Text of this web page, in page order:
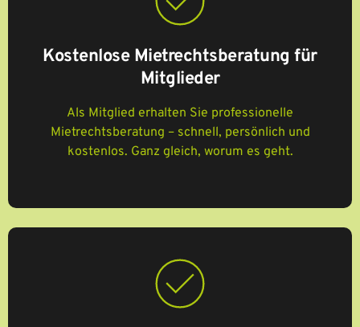
Kostenlose Mietrechtsberatung für
Mitglieder
Als Mitglied erhalten Sie professionelle
Mietrechtsberatung – schnell, persönlich und
kostenlos. Ganz gleich, worum es geht.